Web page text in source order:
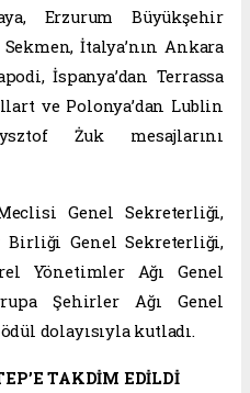
Erzurum Büyükşehir
İtalya’nın Ankara
İspanya’dan Terrassa
ve Polonya’dan Lublin
Żuk mesajlarını
Genel Sekreterliği,
Birliği Genel Sekreterliği,
Yönetimler Ağı Genel
Şehirler Ağı Genel
dolayısıyla kutladı.
TAKDİM EDİLDİ